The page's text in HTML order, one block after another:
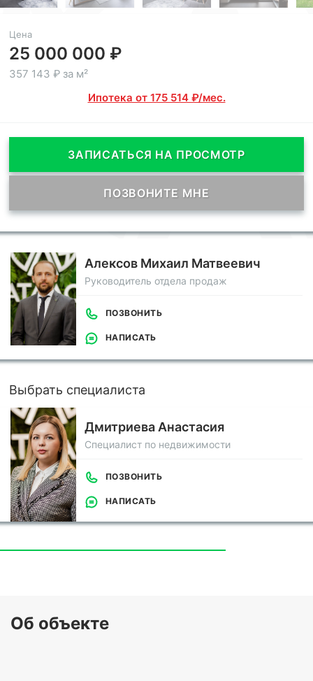
Цена
25 000 000 ₽
357 143 ₽ за м²
Ипотека от 175 514 ₽/мес.
ЗАПИСАТЬСЯ НА ПРОСМОТР
ПОЗВОНИТЕ МНЕ
Алексов Михаил Матвеевич
Руководитель отдела продаж
ПОЗВОНИТЬ
НАПИСАТЬ
Выбрать специалиста
Дмитриева Анастасия
Специалист по недвижимости
ПОЗВОНИТЬ
НАПИСАТЬ
Об объекте